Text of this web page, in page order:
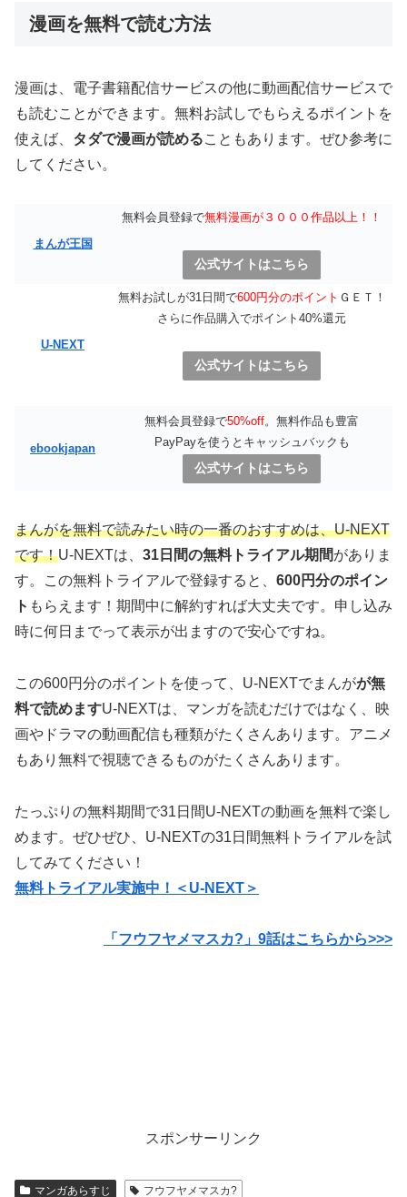
漫画を無料で読む方法
漫画は、電子書籍配信サービスの他に動画配信サービスで
も読むことができます。無料お試しでもらえるポイントを
使えば、 タダで漫画が読めることもあります。ぜひ参考に
してください。
まんが王国
無料会員登録で無料漫画が３０００作品以上！！
公式サイトはこちら
U-NEXT
無料お試しが31日間で600円分のポイント ＧＥＴ！
さらに作品購入でポイント40%還元
公式サイトはこちら
ebookjapan
無料会員登録で50%off。無料作品も豊富
PayPayを使うとキャッシュバックも
公式サイトはこちら
まんがを無料で読みたい時の一番のおすすめは、U-NEXT
です！U-NEXTは、 31日間の無料トライアル期間がありま
す。この無料トライアルで登録すると、 600円分のポイン
ト もらえます！期間中に解約すれば大丈夫です。申し込み
時に何日までって表示が出ますので安心ですね。
この600円分のポイントを使って、U-NEXTでまんがが無
料で読めますU-NEXTは、マンガを読むだけではなく、映
画やドラマの動画配信も種類がたくさんあります。アニメ
もあり無料で視聴できるものがたくさんあります。
たっぷりの無料期間で31日間U-NEXTの動画を無料で楽し
めます。ぜひぜひ、U-NEXTの31日間無料トライアルを試
してみてください！
無料トライアル実施中！＜U-NEXT＞
「フウフヤメマスカ?」9話はこちらから>>>
スポンサーリンク
マンガあらすじ フウフヤメマスカ?